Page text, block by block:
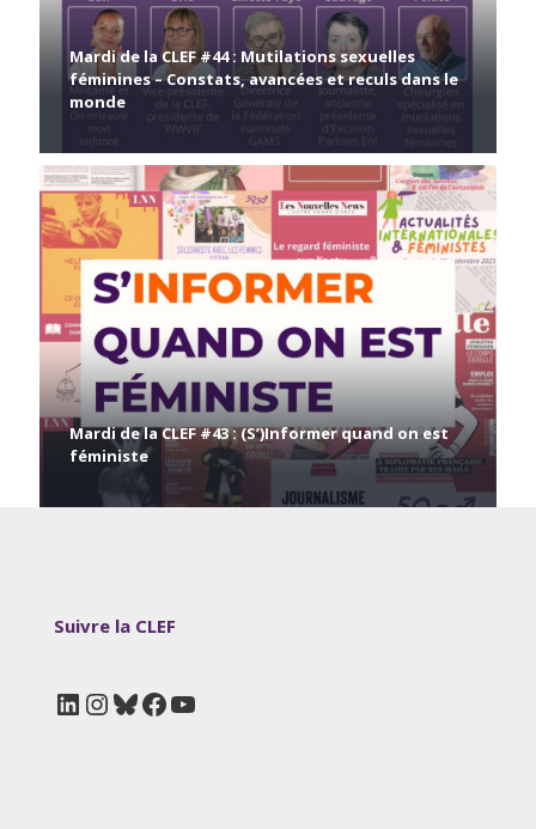
Mardi de la CLEF #44 : Mutilations sexuelles
féminines – Constats, avancées et reculs dans le
monde
Mardi de la CLEF #43 : (S’)Informer quand on est
féministe
Suivre la CLEF
LinkedIn
Instagram
Bluesky
Facebook
YouTube